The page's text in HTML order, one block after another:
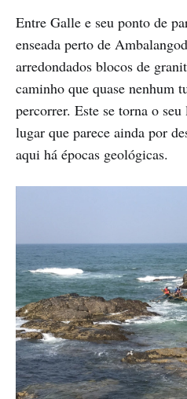
Entre Galle e seu ponto de
enseada perto de
arredondados blocos de
caminho que quase nenhum
percorrer. Este se torna o
lugar que parece ainda por
aqui há épocas geológicas.